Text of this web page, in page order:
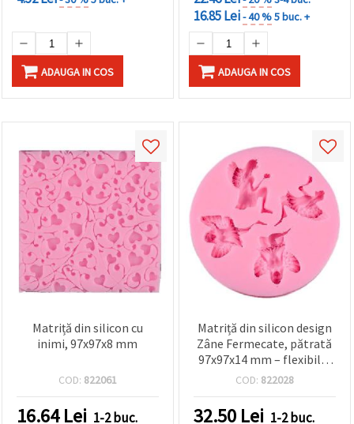
ADAUGA IN COS
16.85 Lei- 40 %5 buc. +
ADAUGA IN COS
Matriță din silicon cu
inimi, 97x97x8 mm
COD: 822061
16.64Lei 1-2 buc.
Matriță din silicon design
Zâne Fermecate, pătrată
97x97x14 mm – flexibilă,
reutilizabilă pentru
epoxidică/UV, argilă,
COD: 822028
32.50 Lei 1-2 buc.